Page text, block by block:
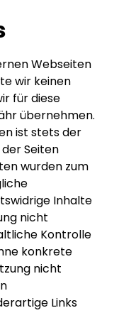
Webseiten
wir keinen
für diese
übernehmen.
ist stets der
Seiten
wurden zum
Inhalte
nicht
Kontrolle
konkrete
nicht
Links